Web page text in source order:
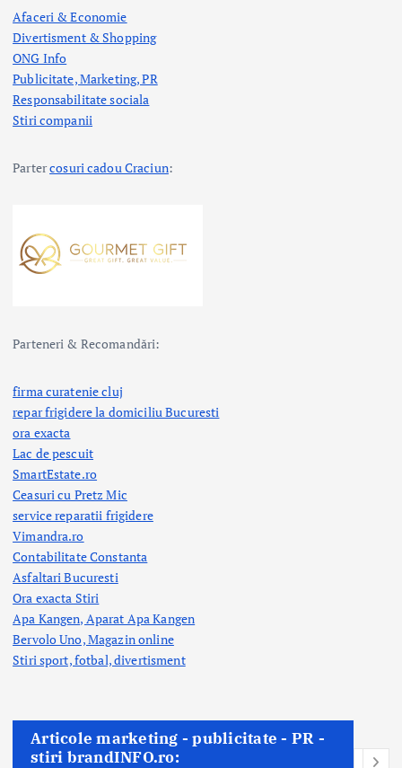
Afaceri & Economie
Divertisment & Shopping
ONG Info
Publicitate, Marketing, PR
Responsabilitate sociala
Stiri companii
Partercosuri cadou Craciun:
Parteneri & Recomandări:
firma curatenie cluj
repar frigidere la domiciliu Bucuresti
ora exacta
Lac de pescuit
SmartEstate.ro
Ceasuri cu Pretz Mic
service reparatii frigidere
Vimandra.ro
Contabilitate Constanta
Asfaltari Bucuresti
Ora exacta Stiri
Apa Kangen, Aparat Apa Kangen
Bervolo Uno, Magazin online
Stiri sport, fotbal,divertisment
Articole marketing - publicitate - PR -
stiri brandINFO.ro: